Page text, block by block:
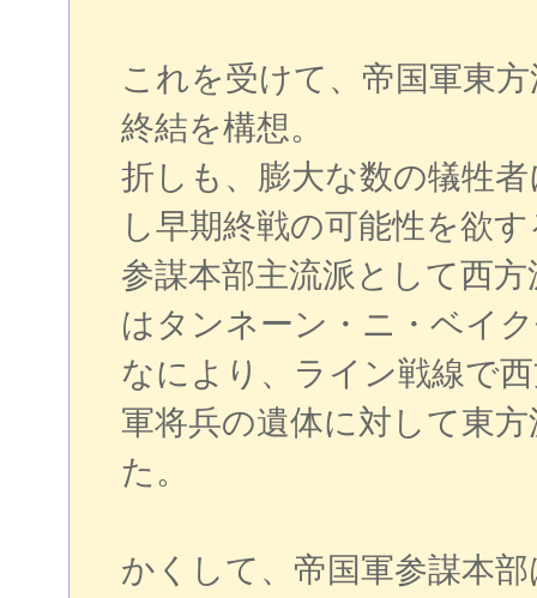
これを受けて、帝国軍東
終結を構想。
折しも、膨大な数の犠牲
し早期終戦の可能性を欲
参謀本部主流派として西
はタンネーン・ニ・ベイ
なにより、ライン戦線で
軍将兵の遺体に対して東
た。
かくして、帝国軍参謀本